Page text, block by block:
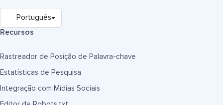
Recursos
Rastreador de Posição de Palavra-chave
Estatísticas de Pesquisa
Integração com Mídias Sociais